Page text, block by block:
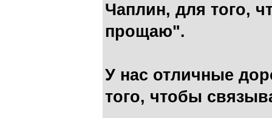
Чаплин, для того,
прощаю".
У нас отличные
того, чтобы